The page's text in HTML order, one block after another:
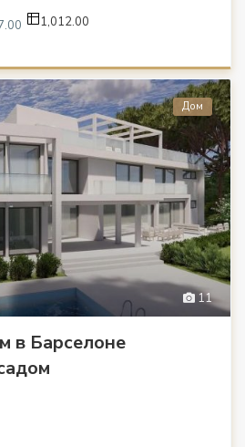
1,012.00
11
Дом
в Барселоне